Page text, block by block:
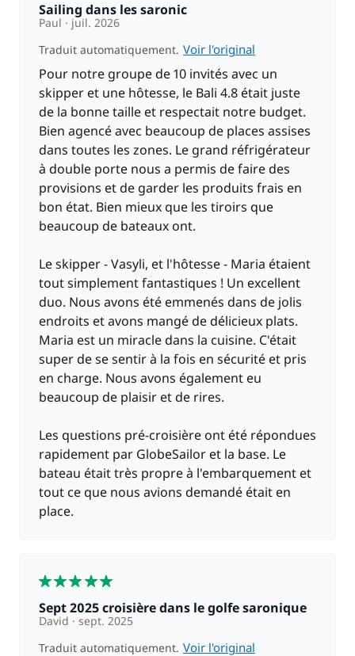
Sailing dans les saronic
Paul
juil. 2026
Traduit automatiquement. Voir l'original
Pour notre groupe de 10 invités avec un
skipper et une hôtesse, le Bali 4.8 était juste
de la bonne taille et respectait notre budget.
Bien agencé avec beaucoup de places assises
dans toutes les zones. Le grand réfrigérateur
à double porte nous a permis de faire des
provisions et de garder les produits frais en
bon état. Bien mieux que les tiroirs que
beaucoup de bateaux ont.
Le skipper - Vasyli, et l'hôtesse - Maria étaient
tout simplement fantastiques ! Un excellent
duo. Nous avons été emmenés dans de jolis
endroits et avons mangé de délicieux plats.
Maria est un miracle dans la cuisine. C'était
super de se sentir à la fois en sécurité et pris
en charge. Nous avons également eu
beaucoup de plaisir et de rires.
Les questions pré-croisière ont été répondues
rapidement par GlobeSailor et la base. Le
bateau était très propre à l'embarquement et
tout ce que nous avions demandé était en
place.
Sept 2025 croisière dans le golfe saronique
David
sept. 2025
Traduit automatiquement. Voir l'original